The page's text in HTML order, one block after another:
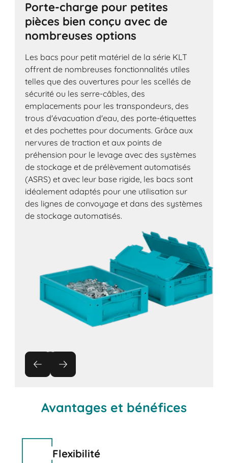
Porte-charge pour petites
pièces bien conçu avec de
nombreuses options
Les bacs pour petit matériel de la série KLT
offrent de nombreuses fonctionnalités utiles
telles que des ouvertures pour les scellés de
sécurité ou les serre-câbles, des
emplacements pour les transpondeurs, des
trous d'évacuation d'eau, des porte-étiquettes
et des pochettes pour documents. Grâce aux
nervures de traction et aux points de
préhension pour le levage avec des systèmes
de stockage et de prélèvement automatisés
(ASRS) et avec leur base rigide, les bacs sont
idéalement adaptés pour une utilisation sur
des lignes de convoyage et dans des systèmes
de stockage automatisés.
Avantages et bénéfices
Flexibilité